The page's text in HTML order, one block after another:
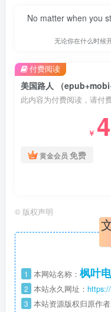
No matter when you
无论你在什么时候
美国路人 （
此内容为付费阅读，请付
￥
黄金会员 免费
付费阅读
© 版权声明
1 本网站名称： 枫叶
2 本站永久网址：
3 本站资源版权归原作